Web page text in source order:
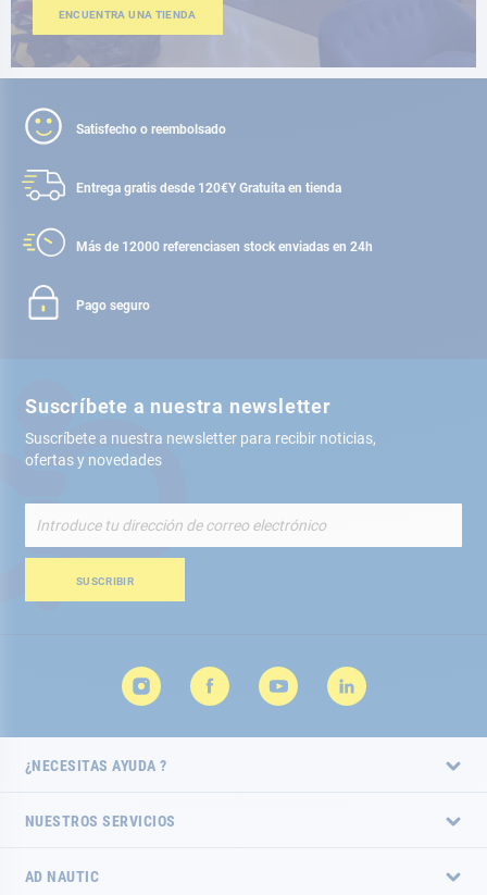
ENCUENTRA UNA TIENDA
Satisfecho o reembolsado
Entrega gratis desde 120€Y Gratuita en tienda
Más de 12000 referenciasen stock enviadas en 24h
Pago seguro
Suscríbete a nuestra newsletter
Suscríbete a nuestra newsletter para recibir noticias,
ofertas y novedades
nuestro
de
SUSCRIBIR
¿NECESITAS AYUDA ?
NUESTROS SERVICIOS
AD NAUTIC